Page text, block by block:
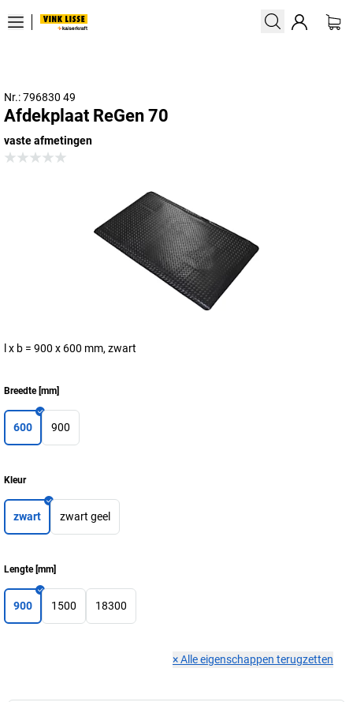
Nr.: 796830 49
Afdekplaat ReGen 70
vaste afmetingen
l x b = 900 x 600 mm, zwart
Breedte[mm]
600 900
Kleur
zwart zwart geel
Lengte[mm]
900 1500 18300
×Alle eigenschappen terugzetten